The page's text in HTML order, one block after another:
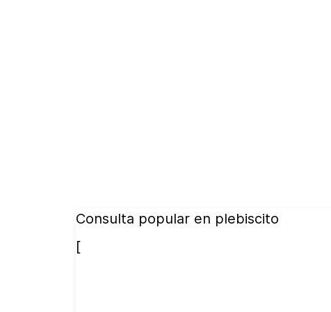
Consulta popular en plebiscito
[